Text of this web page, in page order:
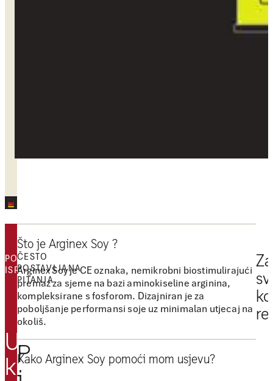
PODACI O
ISPITIVANJIMA
U
k
POVRATNE
INFORMACIJE
"
A
r
g
ČESTO
POSTAVLJANA
PITANJA
P
Što je Arginex Soy ?
Arginex Soy je CE oznaka, nemikrobni biostimulirajući
premaz za sjeme na bazi aminokiseline arginina,
kompleksirane s fosforom. Dizajniran je za
poboljšanje performansi soje uz minimalan utjecaj na
okoliš.
Kako Arginex Soy pomoći mom usjevu?